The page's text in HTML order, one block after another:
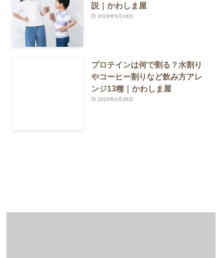
説｜かわしま屋
2026年5月18日
プロテインは何で割る？水割り
やコーヒー割りなど飲み方アレ
ンジ13種｜かわしま屋
2026年4月28日